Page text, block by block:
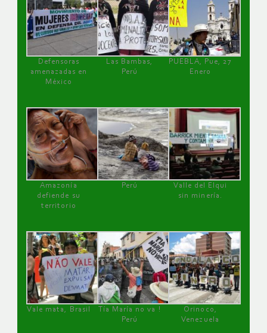
Defensoras
amenazadas en
México
Las Bambas,
Perú
PUEBLA, Pue, 27
Enero
Amazonía
defiende su
territorio
Perú
Valle del Elqui
sin minería.
Vale mata, Brasil
Tía María no va !
Perú
Orinoco,
Venezuela